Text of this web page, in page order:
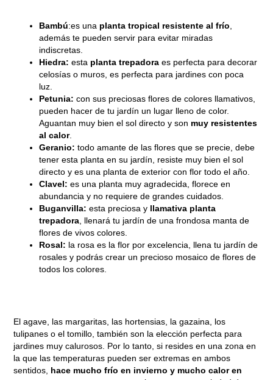
Bambú:es una planta tropical resistente al frío
además te pueden servir para evitar miradas
indiscretas.
Hiedra: esta planta trepadoraes perfecta para decorar
celosías o muros, es perfecta para jardines con poca
luz.
Petunia: con sus preciosas flores de colores llamativos,
pueden hacer de tu jardín un lugar lleno de color.
Aguantan muy bien el sol directo y son muy resistentes
al calor.
Geranio: todo amante de las flores que se precie, debe
tener esta planta en su jardín, resiste muy bien el sol
directo y es una planta de exterior con flor todo el año.
Clavel: es una planta muy agradecida, florece en
abundancia y no requiere de grandes cuidados.
Buganvilla: esta preciosa y llamativa planta
trepadora , llenará tu jardín de una frondosa manta de
flores de vivos colores.
Rosal: la rosa es la flor por excelencia, llena tu jardín de
rosales y podrás crear un precioso mosaico de flores de
todos los colores.
El agave, las margaritas, las hortensias, la gazaina, los
tulipanes o el tomillo, también son la elección perfecta para
jardines muy calurosos. Por lo tanto, si resides en una zona en
la que las temperaturas pueden ser extremas en ambos
sentidos, hace mucho frío en invierno y mucho calor en